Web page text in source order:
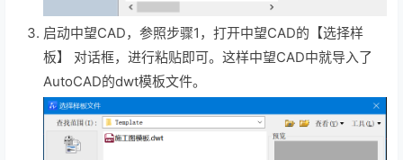
启动中望CAD，参照步骤1，打开中望CAD的【选择样
板】 对话框，进行粘贴即可。这样中望CAD中就导入了
AutoCAD的dwt模板文件。